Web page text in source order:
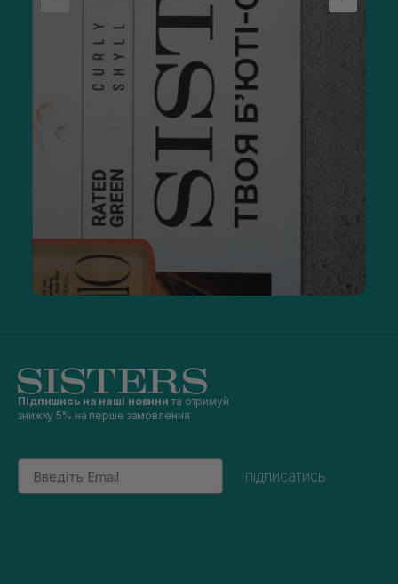
Підпишись на наші новини та отримуй
знижку 5% на перше замовлення
Email
підписатись